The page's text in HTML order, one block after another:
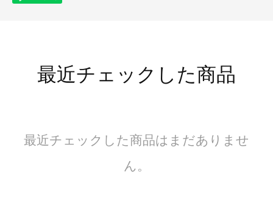
最近チェックした商品
最近チェックした商品はまだありませ
ん。